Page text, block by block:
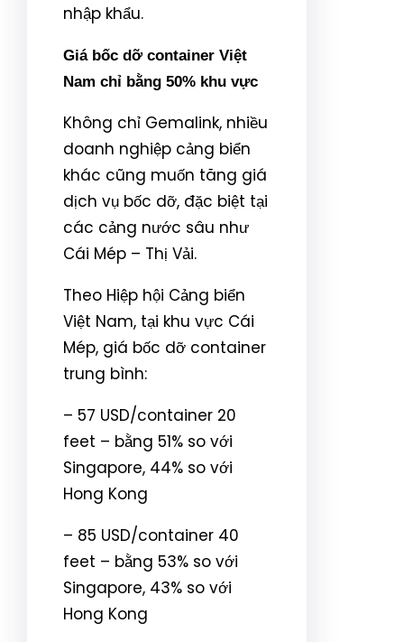
nhập khẩu.
Giá bốc dỡ container Việt
Nam chỉ bằng 50% khu vực
Không chỉ Gemalink, nhiều
doanh nghiệp cảng biển
khác cũng muốn tăng giá
dịch vụ bốc dỡ, đặc biệt tại
các cảng nước sâu như
Cái Mép – Thị Vải.
Theo Hiệp hội Cảng biển
Việt Nam, tại khu vực Cái
Mép, giá bốc dỡ container
trung bình:
– 57 USD/container 20
feet – bằng 51% so với
Singapore, 44% so với
Hong Kong
– 85 USD/container 40
feet – bằng 53% so với
Singapore, 43% so với
Hong Kong